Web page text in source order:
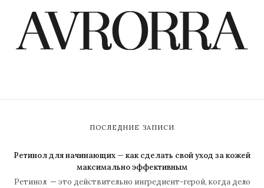
ПОСЛЕДНИЕ ЗАПИСИ
Ретинол для начинающих — как сделать свой уход за кожей
максимально эффективным
Ретинол — это действительно ингредиент-герой, когда дело